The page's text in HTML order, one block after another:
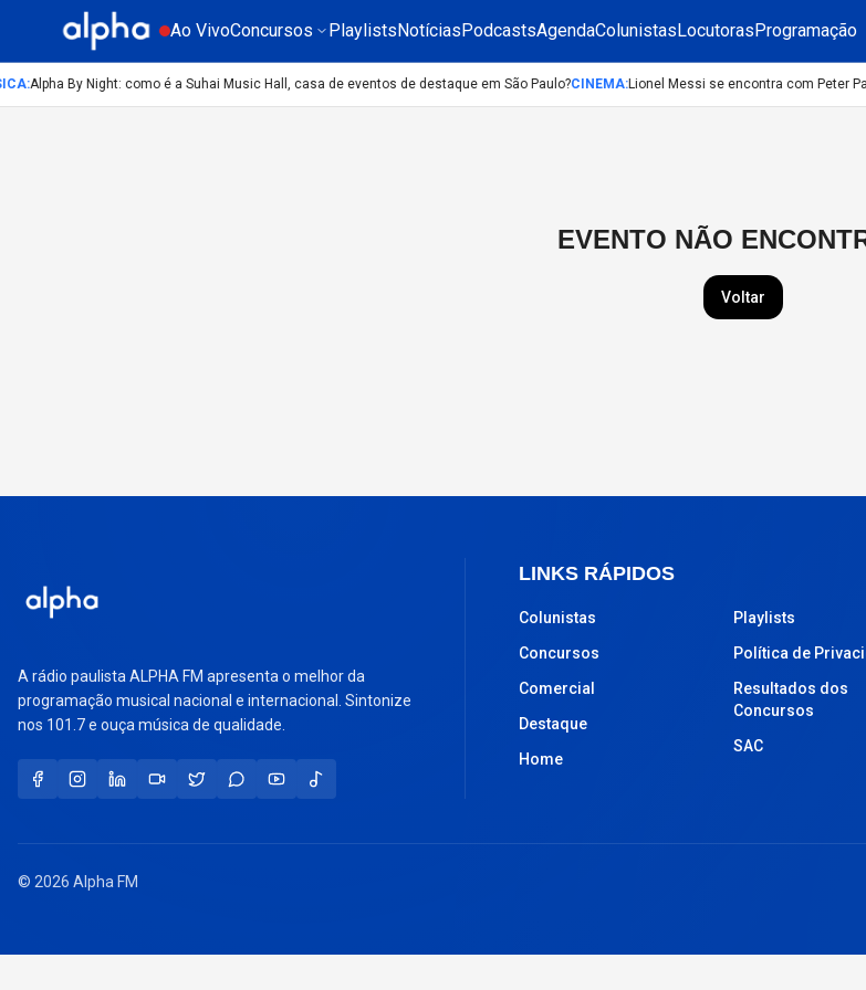
Ao VivoConcursos PlaylistsNotíciasPodcastsAgendaColunistasLocutorasProgramação
:Alpha By Night: como é a Suhai Music Hall, casa de eventos de destaque em São Paulo?CINEMA:Lionel Messi se encontra com Peter
EVENTO NÃO
Voltar
A rádio paulista ALPHA FM apresenta o melhor da
programação musical nacional e internacional. Sintonize
nos 101.7 e ouça música de qualidade.
LINKS RÁPIDOS
Colunistas
Concursos
Comercial
Destaque
Home
Playlists
Política de
Resultados dos
Concursos
SAC
© 2026 Alpha FM